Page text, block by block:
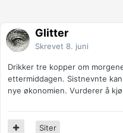
Glitter
Skrevet 8. juni
Drikker tre kopper om
ettermiddagen. Sistnevnte
nye økonomien. Vurderer å
Siter